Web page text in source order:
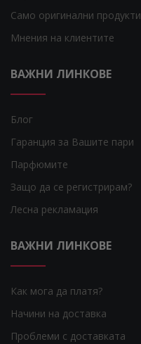
Само оригинални продукти
Мнения на клиентите
ВАЖНИ ЛИНКОВЕ
Блог
Гаранция за Вашите пари
Парфюмите
Защо да се регистрирам?
Лесна рекламация
ВАЖНИ ЛИНКОВЕ
Как мога да платя?
Начини на доставка
Проблеми с доставката